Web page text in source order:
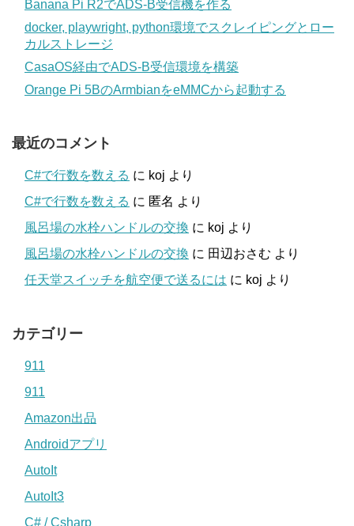
Banana Pi R2でADS-B受信機を作る
docker, playwright, python環境でスクレイピングとロー
カルストレージ
CasaOS経由でADS-B受信環境を構築
Orange Pi 5BのArmbianをeMMCから起動する
最近のコメント
C#で行数を数える に koj より
C#で行数を数える に 匿名 より
風呂場の水栓ハンドルの交換 に koj より
風呂場の水栓ハンドルの交換 に 田辺おさむ より
任天堂スイッチを航空便で送るには に koj より
カテゴリー
911
911
Amazon出品
Androidアプリ
AutoIt
AutoIt3
C# / Csharp